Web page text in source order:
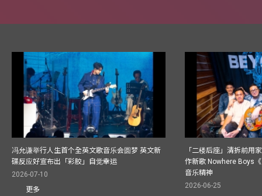
冯允谦举行人生首个全英文歌音乐会圆梦 英文新
碟反应好宣布出「彩胶」自觉幸运
2026-07-10
更多
「二楼后座」清拆前用
作新歌 Nowhere Boys
音乐精神
2026-06-25